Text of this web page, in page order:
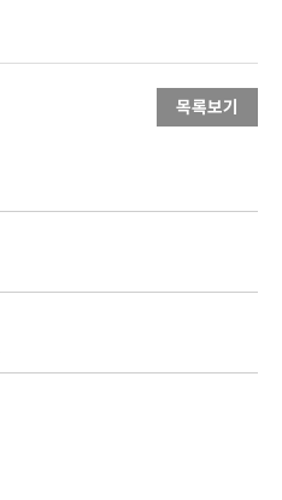
목록보기